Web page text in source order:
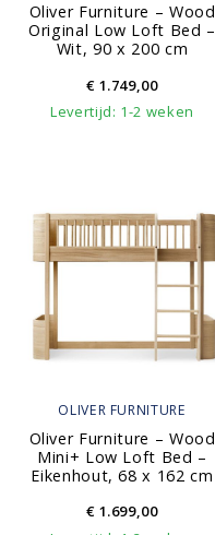
Oliver Furniture – Wood
Original Low Loft Bed –
Wit, 90 x 200 cm
€1.749,00
Levertijd: 1-2 weken
OLIVER FURNITURE
Oliver Furniture – Wood
Mini+ Low Loft Bed –
Eikenhout, 68 x 162 cm
€1.699,00